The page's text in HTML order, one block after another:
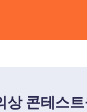
상 콘테스